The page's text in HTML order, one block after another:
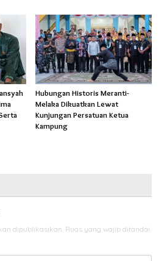
Hubungan Historis Meranti-
Melaka Dikuatkan Lewat
Kunjungan Persatuan Ketua
Kampung
dipublikasikan. Ruas yang wajib ditandai